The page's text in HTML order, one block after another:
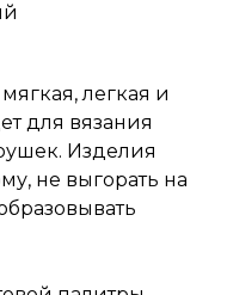
легкая и
для вязания
Изделия
не выгорать на